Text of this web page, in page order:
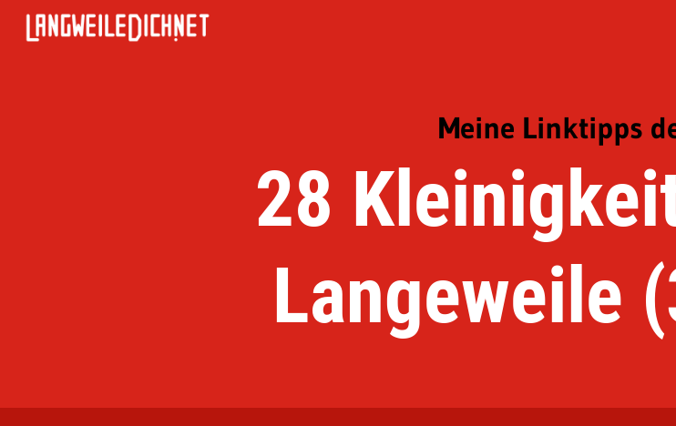
Meine Linktipps
28
Langeweile